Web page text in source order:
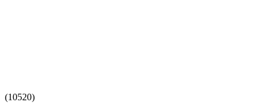
(10520)